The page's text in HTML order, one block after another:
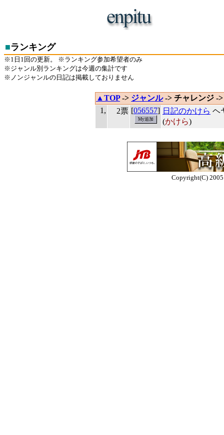
■ランキング
※1日1回の更新。 ※ランキング参加希望者のみ
※ジャンル別ランキングは今週の集計です
※ノンジャンルの日記は掲載しておりません
▲TOP-> ジャンル-> チャレンジ -
1,
2票 [056557] 日記のかけら ヘ
(かけら)
Copyright(C)